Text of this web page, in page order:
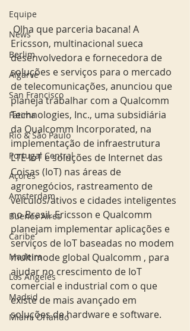
Equipe
News
Berlim
Algarve
San Francisco
Fatima
Rio & São Paulo
Portugal Central
Açores
Amsterdam
Buenos Aires
Caribe
Madeira
Los Angeles
Madrid
Miami Orlando
Olha que parceria bacana! A
Ericsson, multinacional sueca
desenvolvedora e fornecedora de
soluções e serviços para o mercado
de telecomunicações, anunciou que
planeja trabalhar com a Qualcomm
Technologies, Inc., uma subsidiária
da Qualcomm Incorporated, na
implementação de infraestrutura
LTE IoT e soluções de Internet das
Coisas (IoT) nas áreas de
agronegócios, rastreamento de
veículos/ativos e cidades inteligentes
no Brasil. Ericsson e Qualcomm
planejam implementar aplicações e
serviços de IoT baseadas no modem
multimode global Qualcomm , para
ajudar no crescimento de IoT
comercial e industrial com o que
existe de mais avançado em
soluções de hardware e software.